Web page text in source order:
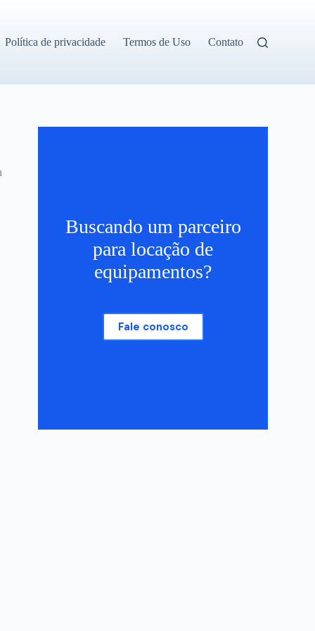
Política de privacidade Termos de Uso Contato
Buscando um parceiro
para locação de
equipamentos?
Fale conosco